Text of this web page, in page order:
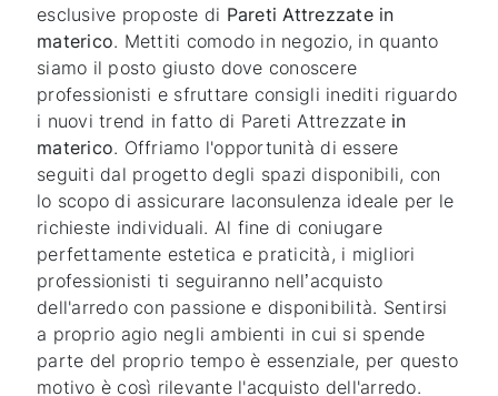
esclusive proposte di Pareti Attrezzate in
materico. Mettiti comodo in negozio, in quanto
siamo il posto giusto dove conoscere
professionisti e sfruttare consigli inediti riguardo
i nuovi trend in fatto di Pareti Attrezzate in
materico. Offriamo l'opportunità di essere
seguiti dal progetto degli spazi disponibili, con
lo scopo di assicurare laconsulenza ideale per le
richieste individuali. Al fine di coniugare
perfettamente estetica e praticità, i migliori
professionisti ti seguiranno nell’acquisto
dell'arredo con passione e disponibilità. Sentirsi
a proprio agio negli ambienti in cui si spende
parte del proprio tempo è essenziale, per questo
motivo è così rilevante l'acquisto dell'arredo.